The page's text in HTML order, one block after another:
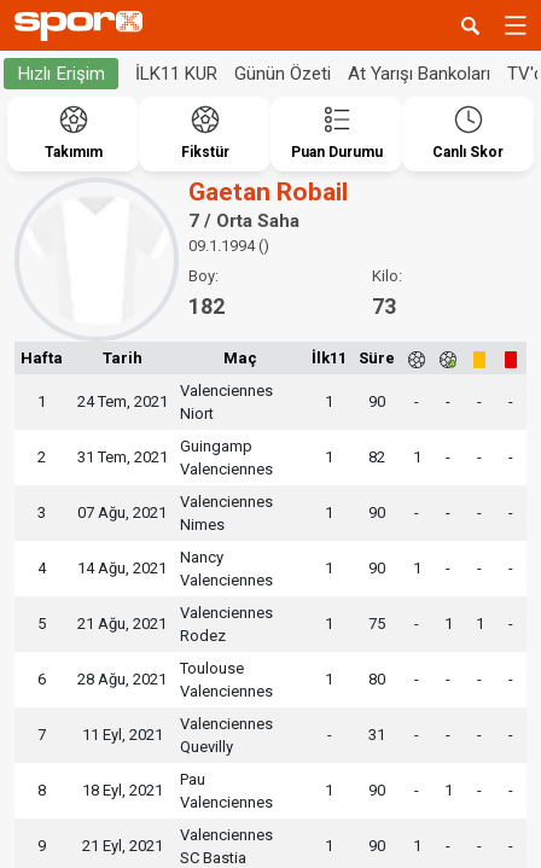
Hızlı Erişim İLK11 KUR Günün Özeti At Yarışı Bankoları
Takımım Fikstür Puan Durumu Canlı Skor
Gaetan Robail
7 / Orta Saha
09.1.1994 ()
Boy:
182
Kilo:
73
Hafta Tarih Maç İlk11 Süre
1 24 Tem, 2021
Valenciennes
Niort
1 90 - - - -
2 31 Tem, 2021
Guingamp
Valenciennes
1 82 1 - - -
3 07 Ağu, 2021
Valenciennes
Nimes
1 90 - - - -
4 14 Ağu, 2021
Nancy
Valenciennes
1 90 1 - - -
5 21 Ağu, 2021
Valenciennes
Rodez
1 75 - 1 1 -
6 28 Ağu, 2021
Toulouse
Valenciennes
1 80 - - - -
7 11 Eyl, 2021
Valenciennes
Quevilly
- 31 - - - -
8 18 Eyl, 2021
Pau
Valenciennes
1 90 - 1 - -
9 21 Eyl, 2021
Valenciennes
SC Bastia
1 90 1 - - -